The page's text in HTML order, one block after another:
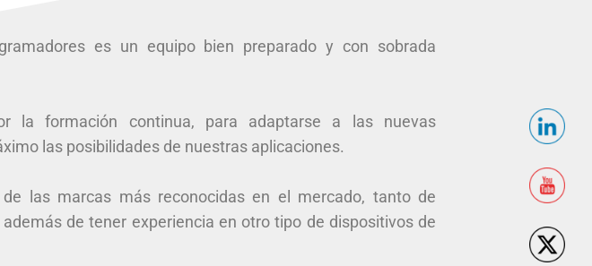
es un equipo bien preparado y con sobrada
la formación continua, para adaptarse a las nuevas
las posibilidades de nuestras aplicaciones.
las marcas más reconocidas en el mercado, tanto de
de tener experiencia en otro tipo de dispositivos de